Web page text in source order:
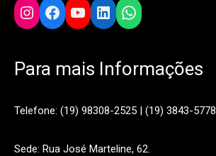
Instagram
Facebook
YouTube
LinkedIn
WhatsApp
Para mais Informações
Telefone: (19) 98308-2525 | (19) 3843-5778
Sede: Rua José Marteline, 62.